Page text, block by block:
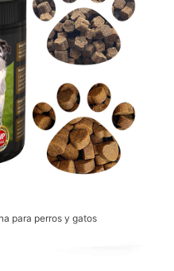
para perros y gatos